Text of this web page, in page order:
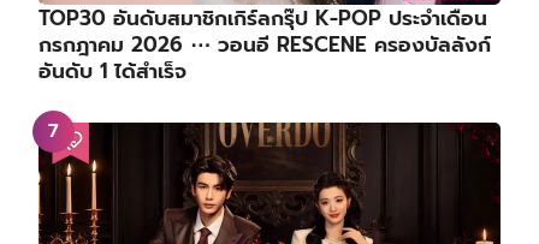
TOP30 อันดับสมาชิกเกิร์ลกรุ๊ป K-POP ประจำเดือน
กรกฎาคม 2026 ⋯ วอนอี RESCENE ครองบัลลังก์
อันดับ 1 ได้สำเร็จ